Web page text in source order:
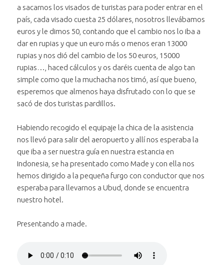
2 minutos y 39 segundos
a sacarnos los visados de turistas para poder entrar en el
país, cada visado cuesta 25 dólares, nosotros llevábamos
euros y le dimos 50, contando que el cambio nos lo iba a
dar en rupias y que un euro más o menos eran 13000
rupias y nos dió del cambio de los 50 euros, 15000
rupias…, haced cálculos y os daréis cuenta de algo tan
simple como que la muchacha nos timó, así que bueno,
esperemos que almenos haya disfrutado con lo que se
sacó de dos turistas pardillos.
Habiendo recogido el equipaje la chica de la asistencia
nos llevó para salir del aeropuerto y allí nos esperaba la
que iba a ser nuestra guía en nuestra estancia en
Indonesia, se ha presentado como Made y con ella nos
hemos dirigido a la pequeña furgo con conductor que nos
esperaba para llevarnos a Ubud, donde se encuentra
nuestro hotel.
Presentando a made.
"Presentando a
Bajar volumen al audio